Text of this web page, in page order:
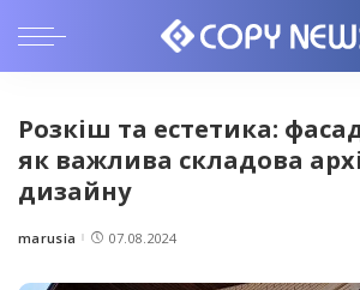
Розкіш та естетика:
як важлива складова
дизайну
Posted
marusia 07.08.2024